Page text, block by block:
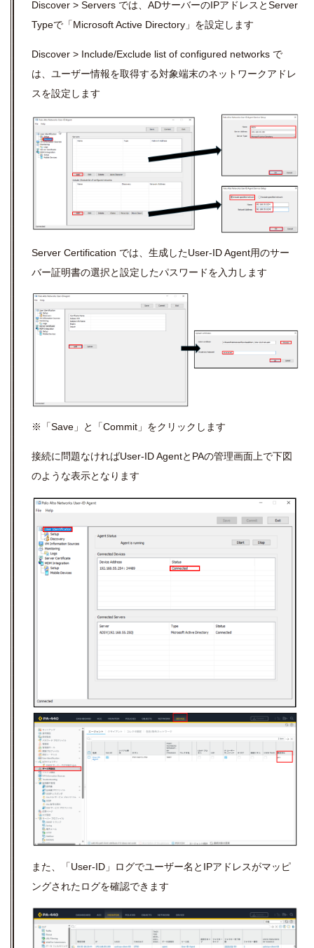
Discover > Servers では、ADサーバーのIPアドレスとServer
Typeで「Microsoft Active Directory」を設定します
Discover > Include/Exclude list of configured networks で
は、ユーザー情報を取得する対象端末のネットワークアドレ
スを設定します
Server Certification では、生成したUser-ID Agent用のサー
バー証明書の選択と設定したパスワードを入力します
※「Save」と「Commit」をクリックします
接続に問題なければUser-ID AgentとPAの管理画面上で下図
のような表示となります
また、「User-ID」ログでユーザー名とIPアドレスがマッピ
ングされたログを確認できます